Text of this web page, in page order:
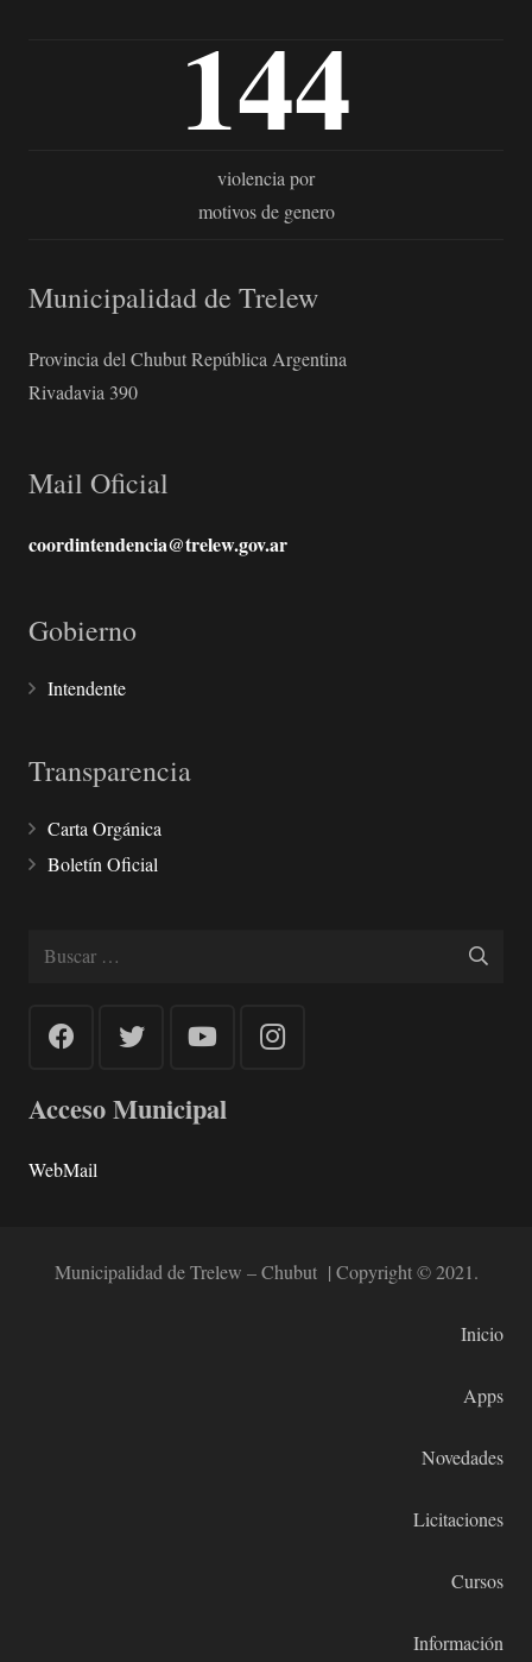
144
violencia por
motivos de genero
Municipalidad de Trelew
Provincia del Chubut República Argentina
Rivadavia 390
Mail Oficial
coordintendencia@trelew.gov.ar
Gobierno
Intendente
Transparencia
Carta Orgánica
Boletín Oficial
Buscar:
Acceso Municipal
WebMail
Municipalidad de Trelew – Chubut | Copyright © 2021.
Inicio
Apps
Novedades
Licitaciones
Cursos
Información